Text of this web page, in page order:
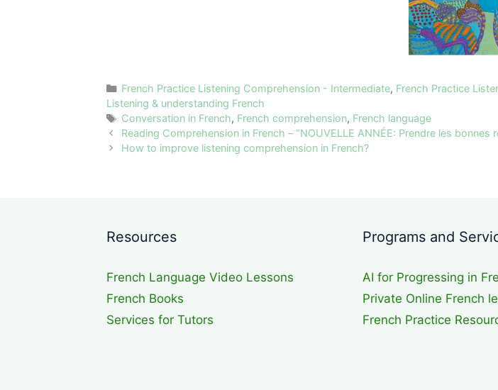
Categories
French Practice Listening Comprehension - Intermediate, French Practice
Listening & understanding French
Tags
Conversation in French, French comprehension, French language
Reading Comprehension in French – “NOUVELLE ANNÉE: Prendre les bonnes
How to improve listening comprehension in French?
Resources
French Language Video Lessons
French Books
Services for Tutors
Programs and
AI for Progressing in
Private Online French
French Practice